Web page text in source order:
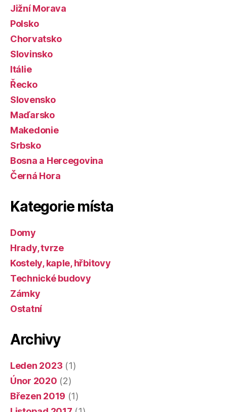
Jižní Morava
Polsko
Chorvatsko
Slovinsko
Itálie
Řecko
Slovensko
Maďarsko
Makedonie
Srbsko
Bosna a Hercegovina
Černá Hora
Kategorie místa
Domy
Hrady, tvrze
Kostely, kaple, hřbitovy
Technické budovy
Zámky
Ostatní
Archivy
Leden 2023 (1)
Únor 2020 (2)
Březen 2019 (1)